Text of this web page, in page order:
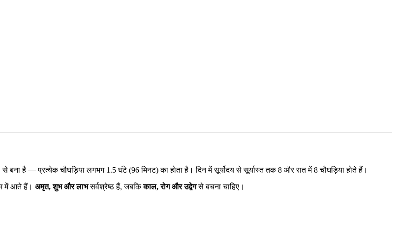
बना है — प्रत्येक चौघड़िया लगभग 1.5 घंटे (96 मिनट) का होता है। दिन में सूर्योदय से सूर्यास्त तक 8 और रात में 8 चौघड़िया होते हैं।
में आते हैं। अमृत, शुभ और लाभसर्वश्रेष्ठ हैं, जबकिकाल, रोग और उद्वेगसे बचना चाहिए।